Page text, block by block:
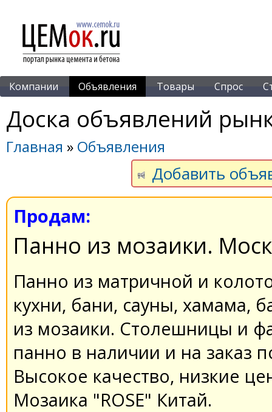
Компании Объявления Товары Спрос
Доска объявлений
Главная » Объявления
Добавить
Продам:
Панно из мозаики.
Панно из матричной и
кухни, бани, сауны, хамама,
из мозаики. Столешницы и
панно в наличии и на заказ
Высокое качество, низкие
Мозаика "ROSE" Китай.